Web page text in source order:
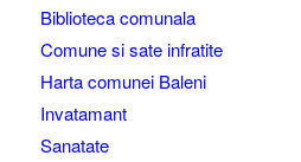
Biblioteca comunala
Comune si sate infratite
Harta comunei Baleni
Invatamant
Sanatate